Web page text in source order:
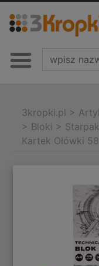
3kropki.pl >
> Bloki >
Kartek Ołówki